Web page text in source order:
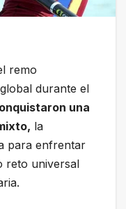
remo
durante el
onquistaron una
la
para enfrentar
reto universal